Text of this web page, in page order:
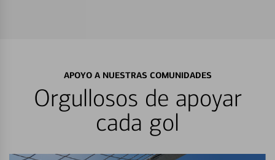
APOYO A NUESTRAS COMUNIDADES
Orgullosos de apoyar
cada gol